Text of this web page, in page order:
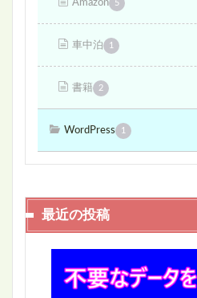
5
車中泊 1
書籍 2
WordPress 1
最近の投稿